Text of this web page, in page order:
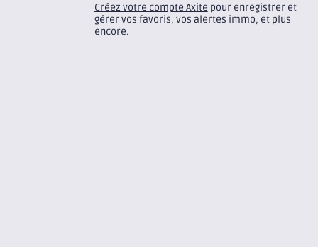
Créez votre compte Axite pour enregistrer et
gérer vos favoris, vos alertes immo, et plus
encore.